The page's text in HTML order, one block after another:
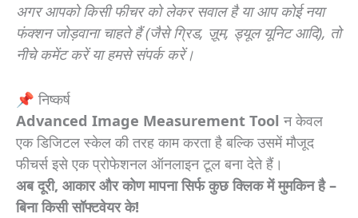
अगर आपको किसी फीचर को लेकर सवाल है या आप कोई नया
फंक्शन जोड़वाना चाहते हैं (जैसे ग्रिड, ज़ूम, ड्यूल यूनिट आदि), तो
नीचे कमेंट करें या हमसे संपर्क करें।
📌 निष्कर्ष
Advanced Image Measurement Tool न केवल
एक डिजिटल स्केल की तरह काम करता है बल्कि उसमें मौजूद
फीचर्स इसे एक प्रोफेशनल ऑनलाइन टूल बना देते हैं।
अब दूरी, आकार और कोण मापना सिर्फ कुछ क्लिक में मुमकिन है –
बिना किसी सॉफ्टवेयर के!